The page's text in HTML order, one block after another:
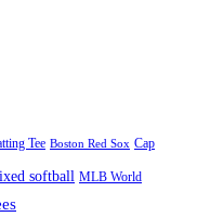
Tee Boston Red Sox Cap
softball MLB World